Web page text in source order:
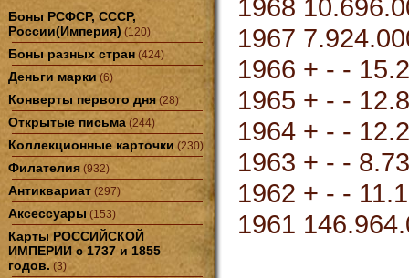
Боны РСФСР, СССР,
России(Империя) (120)
Боны разных стран (424)
Деньги марки (6)
Конверты первого дня (28)
Открытые письма (244)
Коллекционные карточки (230)
Филателия (932)
Антиквариат (297)
Аксессуары (153)
Карты РОССИЙСКОЙ
ИМПЕРИИ с 1737 и 1855
годов. (3)
1968
1967
1966 + - -
1965 + - -
1964 + - -
1963 + - -
1962 + - -
1961